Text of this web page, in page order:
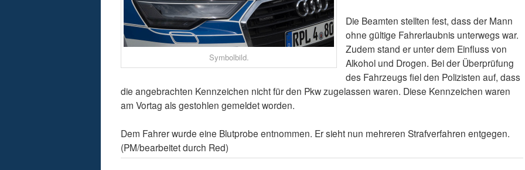
Symbolbild.
Die Beamten stellten fest, dass der Mann
ohne gültige Fahrerlaubnis unterwegs war.
Zudem stand er unter dem Einfluss von
Alkohol und Drogen. Bei der Überprüfung
des Fahrzeugs fiel den Polizisten auf, dass
die angebrachten Kennzeichen nicht für den Pkw zugelassen waren. Diese Kennzeichen waren
am Vortag als gestohlen gemeldet worden.
Dem Fahrer wurde eine Blutprobe entnommen. Er sieht nun mehreren Strafverfahren entgegen.
(PM/bearbeitet durch Red)